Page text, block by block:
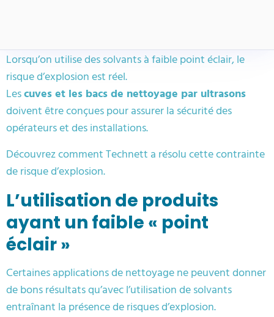
Lorsqu’on utilise des solvants à faible point éclair, le
risque d’explosion est réel.
Lescuves et les bacs de nettoyage par ultrasons
doivent être conçues pour assurer la sécurité des
opérateurs et des installations.
Découvrez comment Technett a résolu cette contrainte
de risque d’explosion.
L’utilisation de produits
ayant un faible « point
éclair »
Certaines applications de nettoyage ne peuvent donner
de bons résultats qu’avec l’utilisation de solvants
entraînant la présence de risques d’explosion.